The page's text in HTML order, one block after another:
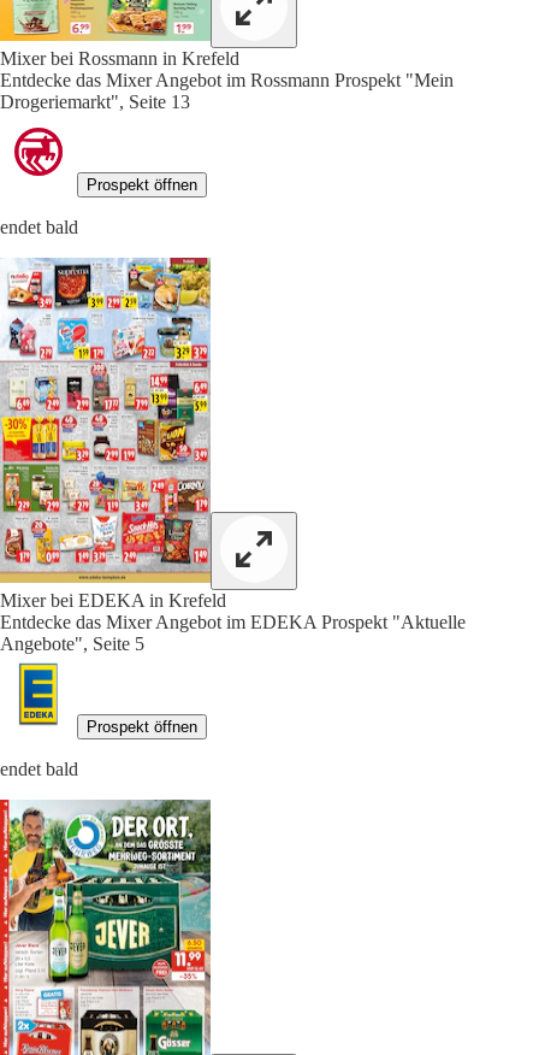
Mixer bei Rossmann in Krefeld
Entdecke das Mixer Angebot im Rossmann Prospekt "Mein
Drogeriemarkt", Seite 13
Prospekt öffnen
endet bald
Mixer bei EDEKA in Krefeld
Entdecke das Mixer Angebot im EDEKA Prospekt "Aktuelle
Angebote", Seite 5
Prospekt öffnen
endet bald